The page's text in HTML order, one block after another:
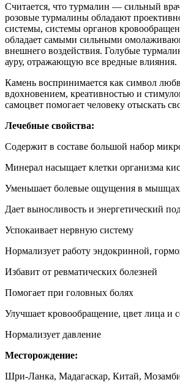
Считается, что турмалин — сильный
розовые турмалины обладают
системы, системы органов
обладает самыми сильными
внешнего воздействия. Голубые
ауру, отражающую все вредные влияния.
Камень воспринимается как символ
вдохновением, креативностью и
самоцвет помогает человеку отыскать
Лечебные свойства:
Содержит в составе большой набор
Минерал насыщает клетки организма
Уменьшает болевые ощущения в мышцах
Дает выносливость и энергетический
Успокаивает нервную систему
Нормализует работу эндокринной,
Избавит от ревматических болезней
Помогает при головных болях
Улучшает кровообращение, цвет лица и
Нормализует давление
Месторождение:
Шри-Ланка, Мадагаскар, Китай,